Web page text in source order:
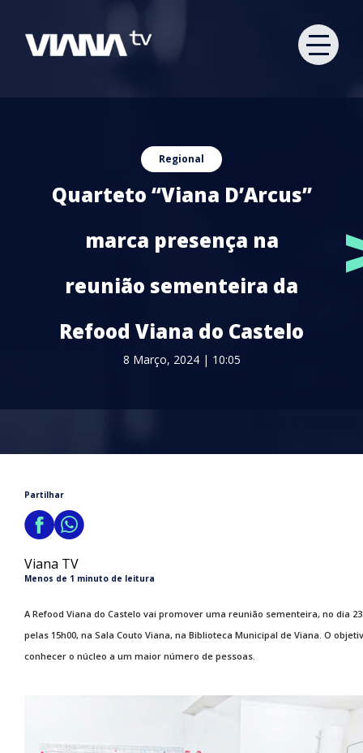
Regional
Quarteto “Viana D’Arcus”
marca presença na
reunião sementeira da
Refood Viana do Castelo
8 Março, 2024 | 10:05
Partilhar
Viana TV
Menos de 1 minuto de leitura
A Refood Viana do Castelo vai promover uma reunião sementeira, no dia
pelas 15h00, na Sala Couto Viana, na Biblioteca Municipal de Viana. O
conhecer o núcleo a um maior número de pessoas.